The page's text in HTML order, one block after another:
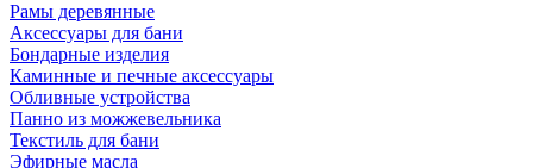
Рамы деревянные
Аксессуары для бани
Бондарные изделия
Каминные и печные аксессуары
Обливные устройства
Панно из можжевельника
Текстиль для бани
Эфирные масла